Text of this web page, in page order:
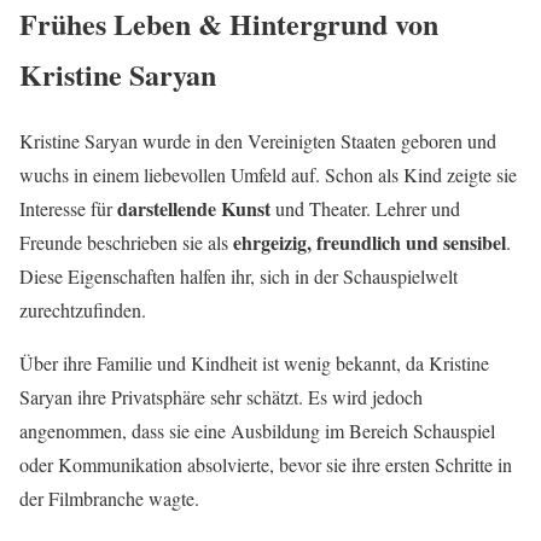
Frühes Leben & Hintergrund von
Kristine Saryan
Kristine Saryan wurde in den Vereinigten Staaten geboren und
wuchs in einem liebevollen Umfeld auf. Schon als Kind zeigte sie
Interesse fürdarstellende Kunstund Theater. Lehrer und
Freunde beschrieben sie alsehrgeizig, freundlich und sensibel.
Diese Eigenschaften halfen ihr, sich in der Schauspielwelt
zurechtzufinden.
Über ihre Familie und Kindheit ist wenig bekannt, da Kristine
Saryan ihre Privatsphäre sehr schätzt. Es wird jedoch
angenommen, dass sie eine Ausbildung im Bereich Schauspiel
oder Kommunikation absolvierte, bevor sie ihre ersten Schritte in
der Filmbranche wagte.